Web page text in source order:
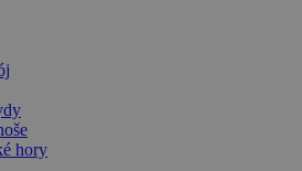
hory